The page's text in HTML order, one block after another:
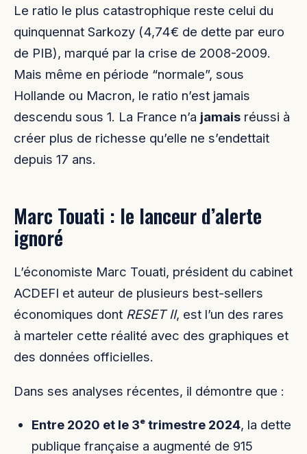
Le ratio le plus catastrophique reste celui du
quinquennat Sarkozy (4,74€ de dette par euro
de PIB), marqué par la crise de 2008-2009.
Mais même en période “normale”, sous
Hollande ou Macron, le ratio n’est jamais
descendu sous 1. La France n’a jamais réussi à
créer plus de richesse qu’elle ne s’endettait
depuis 17 ans.
Marc Touati : le lanceur d’alerte
ignoré
L’économiste Marc Touati, président du cabinet
ACDEFI et auteur de plusieurs best-sellers
économiques dont RESET II, est l’un des rares
à marteler cette réalité avec des graphiques et
des données officielles.
Dans ses analyses récentes, il démontre que :
Entre 2020 et le 3ᵉ trimestre 2024, la dette
publique française a augmenté de 915